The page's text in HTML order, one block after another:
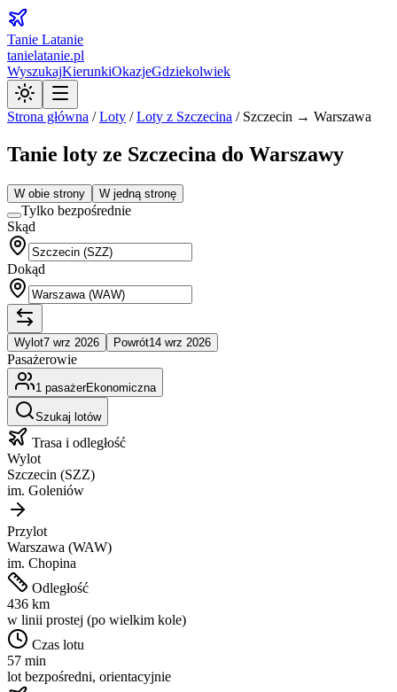
Tanie Latanie
tanielatanie.pl
WyszukajKierunkiOkazjeGdziekolwiek
Strona główna /Loty /Loty z Szczecina / Szczecin → Warszawa
Tanie loty ze Szczecina do Warszawy
W obie strony W jedną stronę
Tylko bezpośrednie
Skąd
Dokąd
Wylot7 wrz 2026 Powrót14 wrz 2026
Pasażerowie
1 pasażerEkonomiczna
Szukaj lotów
Trasa i odległość
Wylot
Szczecin (SZZ)
im. Goleniów
Przylot
Warszawa (WAW)
im. Chopina
Odległość
436 km
w linii prostej (po wielkim kole)
Czas lotu
57 min
lot bezpośredni, orientacyjnie